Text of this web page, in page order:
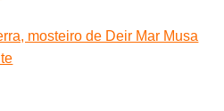
mosteiro de Deir Mar Musa